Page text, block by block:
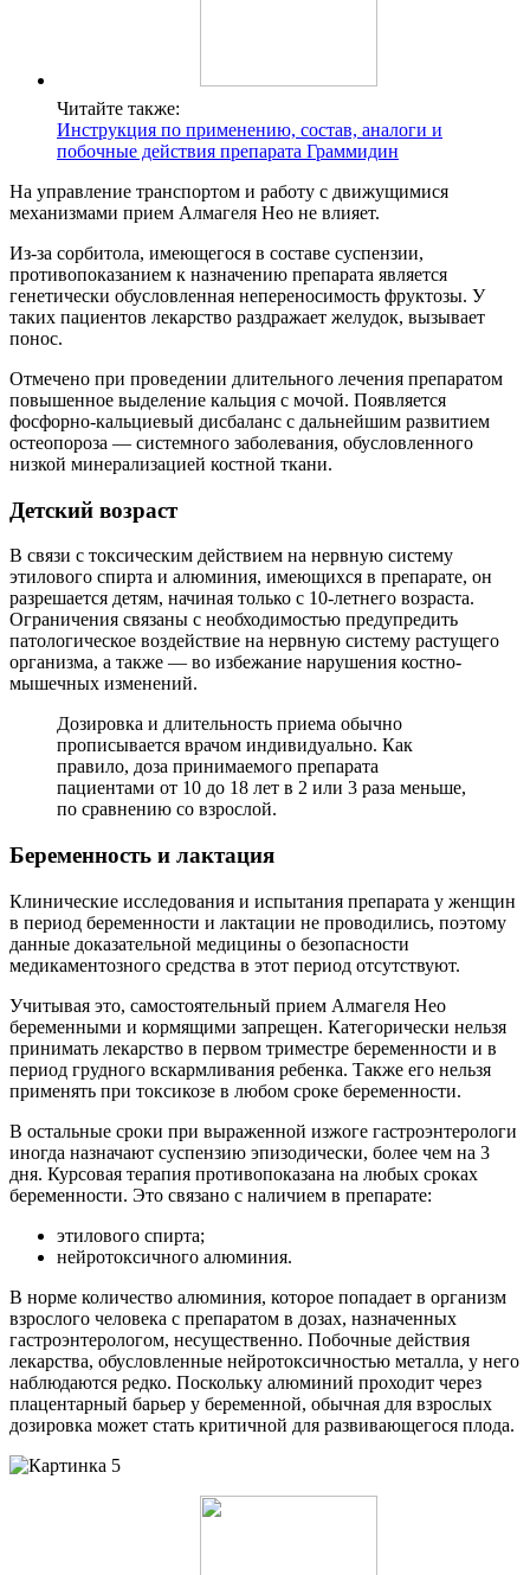
Читайте также:
Инструкция по применению, состав, аналоги и
побочные действия препарата Граммидин
На управление транспортом и работу с движущимися
механизмами прием Алмагеля Нео не влияет.
Из-за сорбитола, имеющегося в составе суспензии,
противопоказанием к назначению препарата является
генетически обусловленная непереносимость фруктозы. У
таких пациентов лекарство раздражает желудок, вызывает
понос.
Отмечено при проведении длительного лечения препаратом
повышенное выделение кальция с мочой. Появляется
фосфорно-кальциевый дисбаланс с дальнейшим развитием
остеопороза — системного заболевания, обусловленного
низкой минерализацией костной ткани.
Детский возраст
В связи с токсическим действием на нервную систему
этилового спирта и алюминия, имеющихся в препарате, он
разрешается детям, начиная только с 10-летнего возраста.
Ограничения связаны с необходимостью предупредить
патологическое воздействие на нервную систему растущего
организма, а также — во избежание нарушения костно-
мышечных изменений.
Дозировка и длительность приема обычно
прописывается врачом индивидуально. Как
правило, доза принимаемого препарата
пациентами от 10 до 18 лет в 2 или 3 раза меньше,
по сравнению со взрослой.
Беременность и лактация
Клинические исследования и испытания препарата у женщин
в период беременности и лактации не проводились, поэтому
данные доказательной медицины о безопасности
медикаментозного средства в этот период отсутствуют.
Учитывая это, самостоятельный прием Алмагеля Нео
беременными и кормящими запрещен. Категорически нельзя
принимать лекарство в первом триместре беременности и в
период грудного вскармливания ребенка. Также его нельзя
применять при токсикозе в любом сроке беременности.
В остальные сроки при выраженной изжоге гастроэнтерологи
иногда назначают суспензию эпизодически, более чем на 3
дня. Курсовая терапия противопоказана на любых сроках
беременности. Это связано с наличием в препарате:
этилового спирта;
нейротоксичного алюминия.
В норме количество алюминия, которое попадает в организм
взрослого человека с препаратом в дозах, назначенных
гастроэнтерологом, несущественно. Побочные действия
лекарства, обусловленные нейротоксичностью металла, у него
наблюдаются редко. Поскольку алюминий проходит через
плацентарный барьер у беременной, обычная для взрослых
дозировка может стать критичной для развивающегося плода.